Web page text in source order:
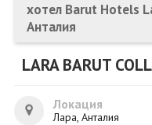
ПОЧИВКИ
КРУИЗИ
ЕКЗОТИКА
хотел Barut Hotels
Анталия
LARA BARUT
Локация
Лара, Анталия